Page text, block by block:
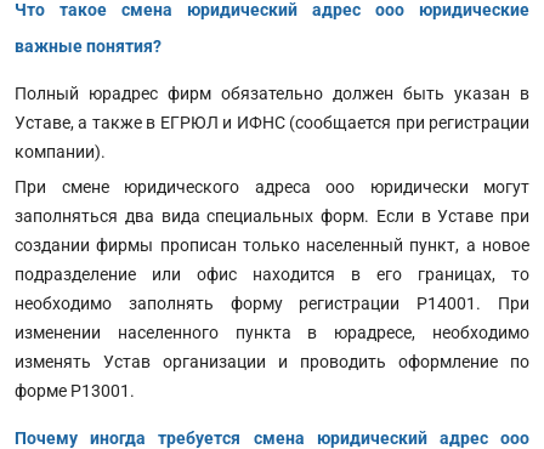
Что такое смена юридический адрес ооо юридические
важные понятия?
Полный юрадрес фирм обязательно должен быть указан в
Уставе, а также в ЕГРЮЛ и ИФНС (сообщается при регистрации
компании).
При смене юридического адреса ооо юридически могут
заполняться два вида специальных форм. Если в Уставе при
создании фирмы прописан только населенный пункт, а новое
подразделение или офис находится в его границах, то
необходимо заполнять форму регистрации Р14001. При
изменении населенного пункта в юрадресе, необходимо
изменять Устав организации и проводить оформление по
форме Р13001.
Почему иногда требуется смена юридический адрес ооо